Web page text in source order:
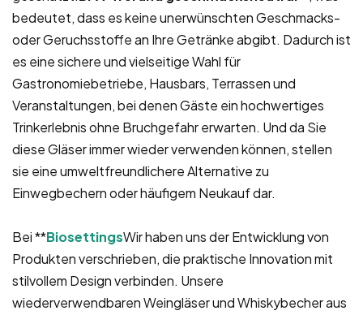
bedeutet, dass es keine unerwünschten Geschmacks-
oder Geruchsstoffe an Ihre Getränke abgibt. Dadurch ist
es eine sichere und vielseitige Wahl für
Gastronomiebetriebe, Hausbars, Terrassen und
Veranstaltungen, bei denen Gäste ein hochwertiges
Trinkerlebnis ohne Bruchgefahr erwarten. Und da Sie
diese Gläser immer wieder verwenden können, stellen
sie eine umweltfreundlichere Alternative zu
Einwegbechern oder häufigem Neukauf dar.
Bei **BiosettingsWir haben uns der Entwicklung von
Produkten verschrieben, die praktische Innovation mit
stilvollem Design verbinden. Unsere
wiederverwendbaren Weingläser und Whiskybecher aus